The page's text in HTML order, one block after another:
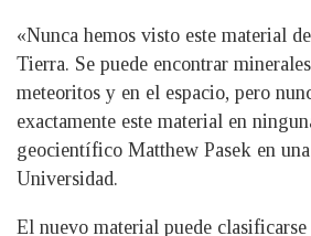
«Nunca hemos visto este material
Tierra. Se puede encontrar
meteoritos y en el espacio, pero
exactamente este material en
geocientífico Matthew Pasek en
Universidad.
El nuevo material puede